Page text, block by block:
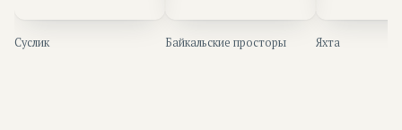
Суслик Байкальские просторы Яхта